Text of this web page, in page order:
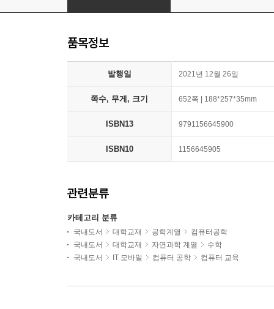
품목정보
발행일 2021년 12월 26일
쪽수, 무게, 크기 652쪽 | 188*257*35mm
ISBN13 9791156645900
ISBN10 1156645905
관련분류
카테고리 분류
국내도서 대학교재 공학계열
컴퓨터공학
국내도서
대학교재 자연과학 계열
수학
국내도서
IT 모바일 컴퓨터 공학 컴퓨터 교육